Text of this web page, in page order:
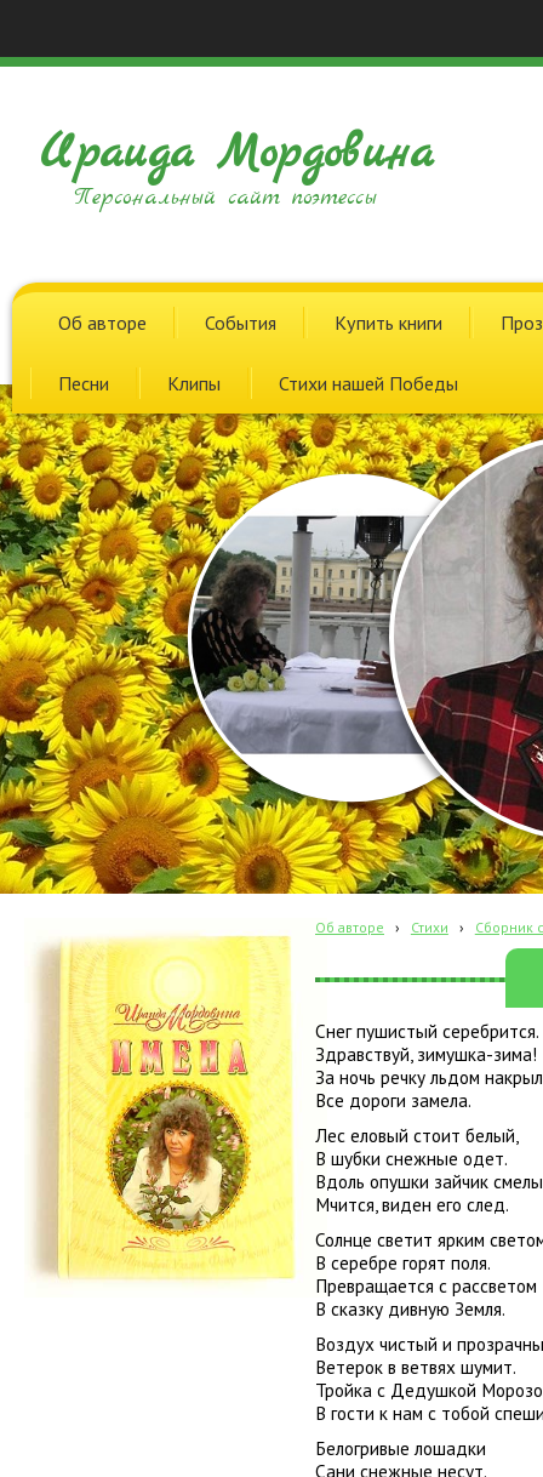
Ираида Мордовина
Персональный сайт поэтессы
Об авторе События Купить книги
Песни Клипы Стихи нашей Победы
Об авторе › Стихи › Сборник
Снег пушистый серебрится.
Здравствуй, зимушка-зима!
За ночь речку льдом
Все дороги замела.
Лес еловый стоит белый,
В шубки снежные одет.
Вдоль опушки зайчик
Мчится, виден его след.
Солнце светит ярким
В серебре горят поля.
Превращается с рассветом
В сказку дивную Земля.
Воздух чистый и
Ветерок в ветвях шумит.
Тройка с Дедушкой
В гости к нам с тобой
Белогривые лошадки
Сани снежные несут.